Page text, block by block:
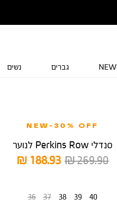
NEW גברים נשים
NEW-30% OFF
סנדלי Perkins Row לנוער
מחיר
188.93 ₪
מחיר
269.90 ₪
36 37 38 39 40